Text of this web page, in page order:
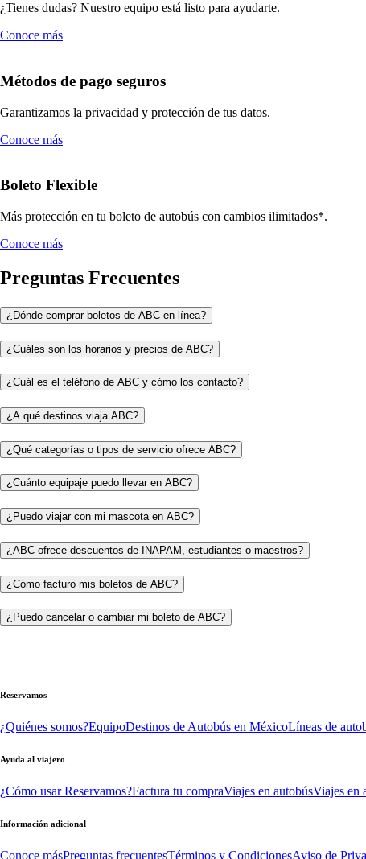
¿Tienes dudas? Nuestro equipo está listo para ayudarte.
Conoce más
Métodos de pago seguros
Garantizamos la privacidad y protección de tus datos.
Conoce más
Boleto Flexible
Más protección en tu boleto de autobús con cambios ilimitados*.
Conoce más
Preguntas Frecuentes
¿Dónde comprar boletos de ABC en línea?
¿Cuáles son los horarios y precios de ABC?
¿Cuál es el teléfono de ABC y cómo los contacto?
¿A qué destinos viaja ABC?
¿Qué categorías o tipos de servicio ofrece ABC?
¿Cuánto equipaje puedo llevar en ABC?
¿Puedo viajar con mi mascota en ABC?
¿ABC ofrece descuentos de INAPAM, estudiantes o maestros?
¿Cómo facturo mis boletos de ABC?
¿Puedo cancelar o cambiar mi boleto de ABC?
Reservamos
¿Quiénes somos?EquipoDestinos de Autobús en MéxicoLíneas de
Ayuda al viajero
¿Cómo usar Reservamos?Factura tu compraViajes en autobúsViajes en
Información adicional
Conoce másPreguntas frecuentesTérminos y CondicionesAviso de